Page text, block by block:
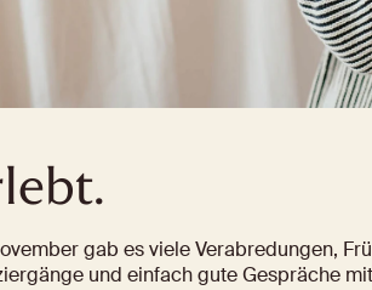
gab es viele Verabredungen,
und einfach gute Gespräche